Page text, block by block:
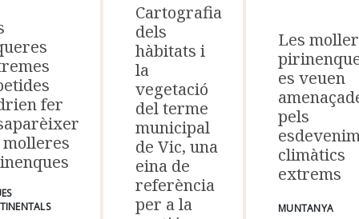
fer
molleres
Cartografia
dels
hàbitats i
la
vegetació
del terme
municipal
de Vic, una
eina de
referència
per a la
Les
es veuen
pels
climàtics
extrems
MUNTANYA